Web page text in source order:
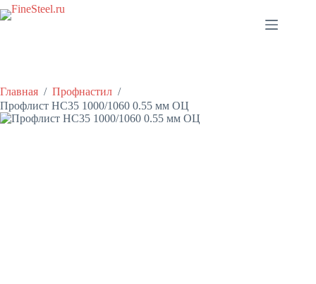
Перейти
к
Главная / Профнастил /
Профлист НС35 1000/1060 0.55 мм ОЦ